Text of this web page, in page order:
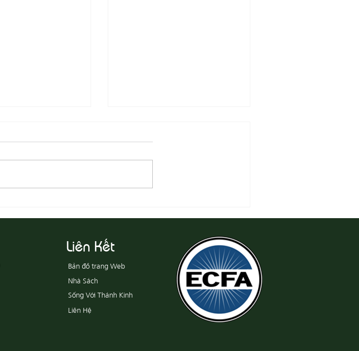
Ác
Liên Kết
Bản đồ trang Web
Nhà Sách
Sống Với Thánh Kinh
Liên Hệ